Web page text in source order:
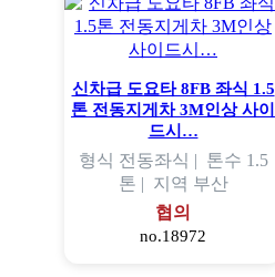
신차급 도요타 8FB 좌식 1.5
톤 전동지게차 3M인상 사이
드시…
형식 전동좌식 | 톤수 1.5
톤 | 지역 부산
협의
no.18972